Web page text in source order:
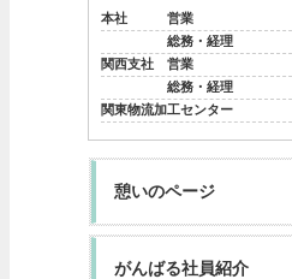
本社 営業
総務・経理
関西支社 営業
総務・経理
関東物流加工センター
憩いのページ
がんばる社員紹介